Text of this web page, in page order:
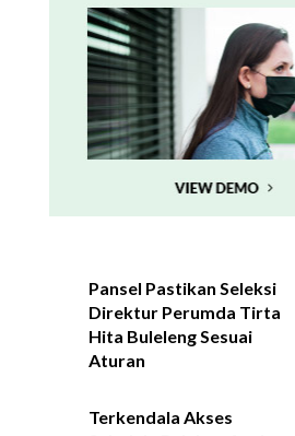
Pansel Pastikan Seleksi
Direktur Perumda Tirta
Hita Buleleng Sesuai
Aturan
Terkendala Akses